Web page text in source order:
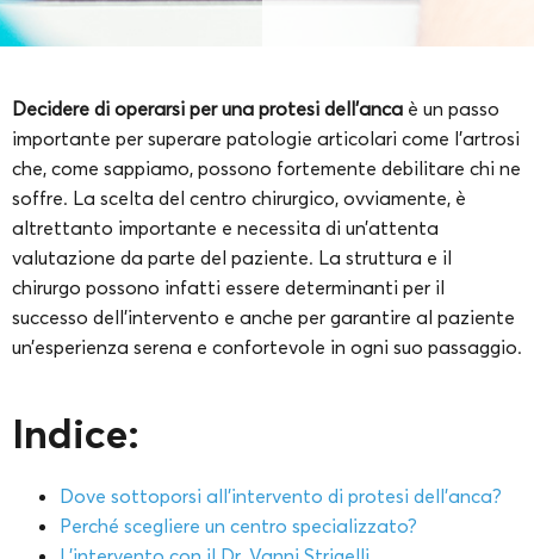
Decidere di operarsi per una protesi dell’anca è un passo
importante per superare patologie articolari come l’artrosi
che, come sappiamo, possono fortemente debilitare chi ne
soffre. La scelta del centro chirurgico, ovviamente, è
altrettanto importante e necessita di un’attenta
valutazione da parte del paziente. La struttura e il
chirurgo possono infatti essere determinanti per il
successo dell’intervento e anche per garantire al paziente
un’esperienza serena e confortevole in ogni suo passaggio.
Indice:
Dove sottoporsi all’intervento di protesi dell’anca?
Perché scegliere un centro specializzato?